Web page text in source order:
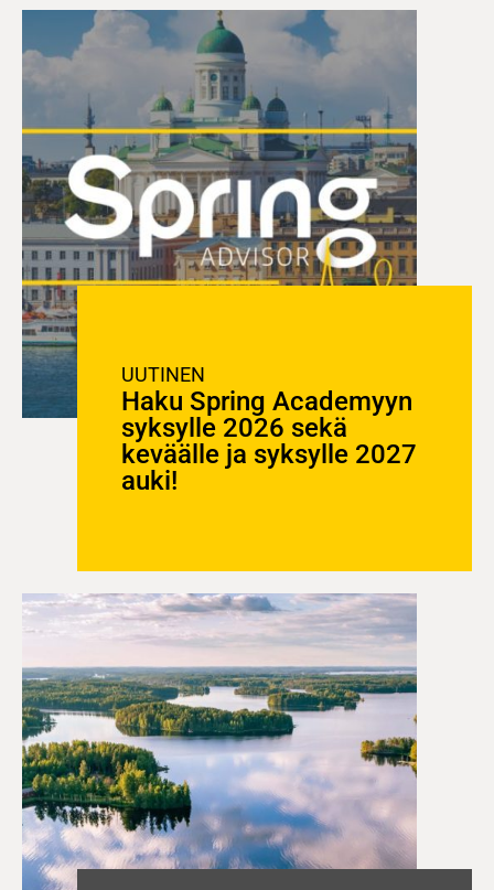
UUTINEN
Haku Spring Academyyn
syksylle 2026 sekä
keväälle ja syksylle 2027
auki!